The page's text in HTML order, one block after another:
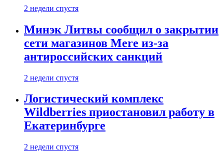
2 недели спустя
Минэк Литвы сообщил о закрытии
сети магазинов Mere из-за
антироссийских санкций
2 недели спустя
Логистический комплекс
Wildberries приостановил работу в
Екатеринбурге
2 недели спустя